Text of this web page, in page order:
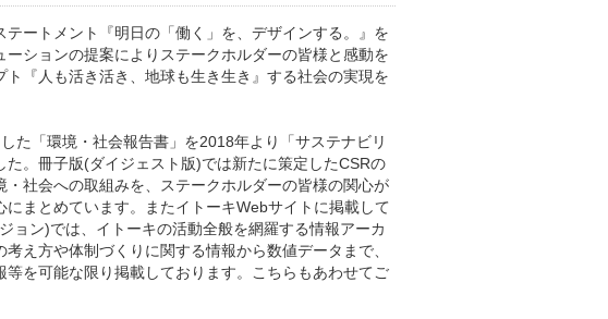
テートメント『明日の「働く」を、デザインする。』を
ーションの提案によりステークホルダーの皆様と感動を
ト『人も活き活き、地球も生き生き』する社会の実現を
た「環境・社会報告書」を2018年より「サステナビリ
た。冊子版(ダイジェスト版)では新たに策定したCSRの
・社会への取組みを、ステークホルダーの皆様の関心が
にまとめています。またイトーキWebサイトに掲載して
ョン)では、イトーキの活動全般を網羅する情報アーカ
え方や体制づくりに関する情報から数値データまで、
等を可能な限り掲載しております。こちらもあわせてご